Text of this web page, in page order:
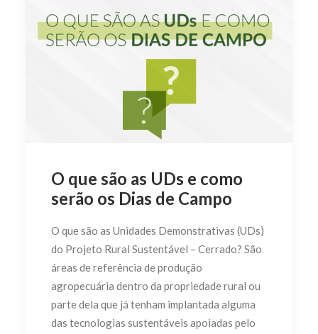
O que são as UDs e como
serão os Dias de Campo
O que são as Unidades Demonstrativas (UDs)
do Projeto Rural Sustentável – Cerrado? São
áreas de referência de produção
agropecuária dentro da propriedade rural ou
parte dela que já tenham implantada alguma
das tecnologias sustentáveis apoiadas pelo